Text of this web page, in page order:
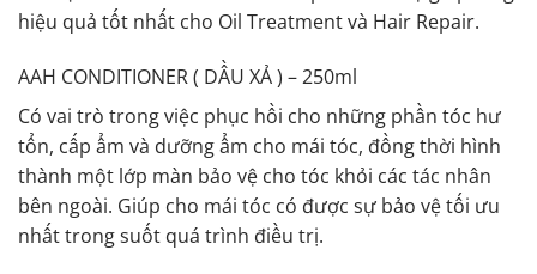
hiệu quả tốt nhất cho Oil Treatment và Hair Repair.
AAH CONDITIONER ( DẦU XẢ ) – 250ml
Có vai trò trong việc phục hồi cho những phần tóc hư
tổn, cấp ẩm và dưỡng ẩm cho mái tóc, đồng thời hình
thành một lớp màn bảo vệ cho tóc khỏi các tác nhân
bên ngoài. Giúp cho mái tóc có được sự bảo vệ tối ưu
nhất trong suốt quá trình điều trị.